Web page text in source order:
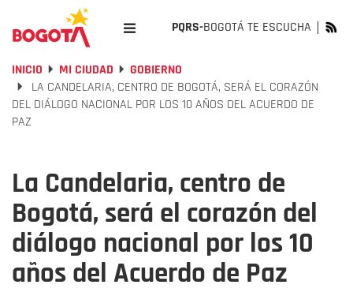
PQRS-BOGOTÁ TE ESCUCHA
INICIO MI CIUDAD
GOBIERNO
LA CANDELARIA, CENTRO DE BOGOTÁ, SERÁ EL CORAZÓN
DEL DIÁLOGO NACIONAL POR LOS 10 AÑOS DEL ACUERDO DE
PAZ
La Candelaria, centro de
Bogotá, será el corazón del
diálogo nacional por los 10
años del Acuerdo de Paz